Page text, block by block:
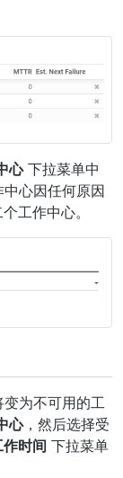
心下拉菜单中
心因任何原因
工作中心。
为不可用的工
心，然后选择受
作时间 下拉菜单